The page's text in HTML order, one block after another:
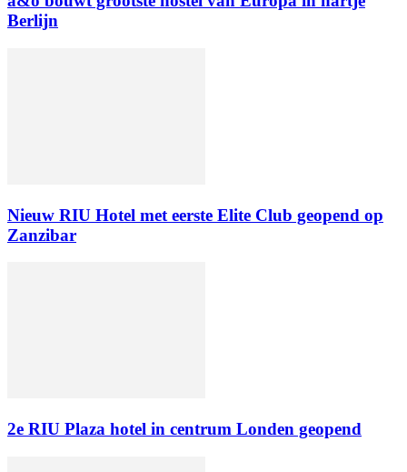
Berlijn
Nieuw RIU Hotel met eerste Elite Club geopend op
Zanzibar
2e RIU Plaza hotel in centrum Londen geopend